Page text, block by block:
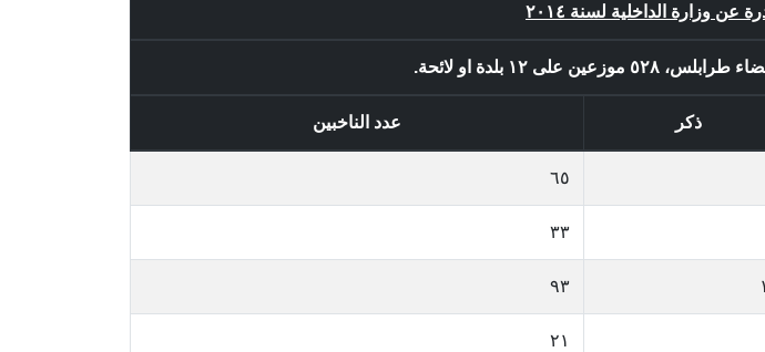
عن وزارة الداخلية لسنة ٢٠١٤
١٢ بلدة او لائحة.
ذكر عدد الناخبين
٦٥
٣٣
٩٣
٢١